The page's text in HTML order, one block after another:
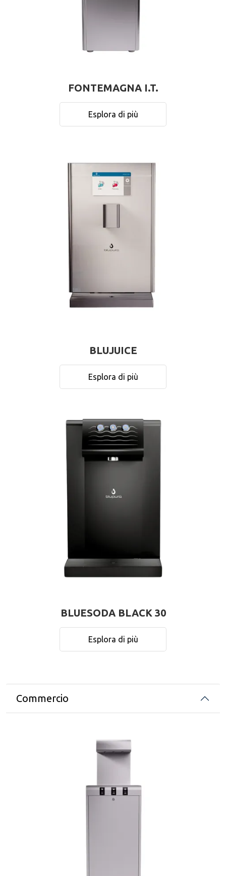
FONTEMAGNA I.T.
Esplora di più
BLUJUICE
Esplora di più
BLUESODA BLACK 30
Esplora di più
Commercio